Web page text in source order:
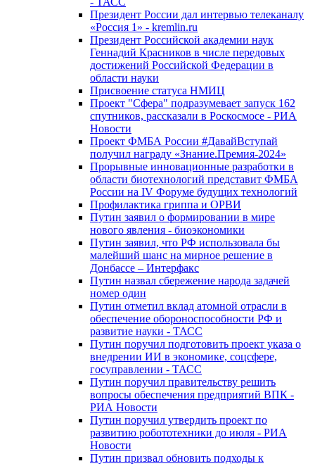
Президент России дал интервью телеканалу
«Россия 1» - kremlin.ru
Президент Российской академии наук
Геннадий Красников в числе передовых
достижений Российской Федерации в
области науки
Присвоение статуса НМИЦ
Проект "Сфера" подразумевает запуск 162
спутников, рассказали в Роскосмосе - РИА
Новости
Проект ФМБА России #ДавайВступай
получил награду «Знание.Премия-2024»
Прорывные инновационные разработки в
области биотехнологий представит ФМБА
России на IV Форуме будущих технологий
Профилактика гриппа и ОРВИ
Путин заявил о формировании в мире
нового явления - биоэкономики
Путин заявил, что РФ использовала бы
малейший шанс на мирное решение в
Донбассе – Интерфакс
Путин назвал сбережение народа задачей
номер один
Путин отметил вклад атомной отрасли в
обеспечение обороноспособности РФ и
развитие науки - ТАСС
Путин поручил подготовить проект указа о
внедрении ИИ в экономике, соцсфере,
госуправлении - ТАСС
Путин поручил правительству решить
вопросы обеспечения предприятий ВПК -
РИА Новости
Путин поручил утвердить проект по
развитию робототехники до июля - РИА
Новости
Путин призвал обновить подходы к